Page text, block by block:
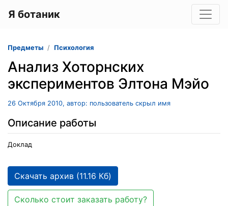
Я ботаник
Предметы Психология
Анализ Хоторнских
экспериментов Элтона Мэйо
26 Октября 2010, автор: пользователь скрыл имя
Описание работы
Доклад
Скачать архив (11.16 Кб)
Сколько стоит заказать работу?